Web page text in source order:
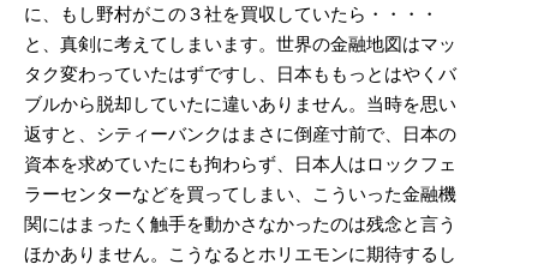
に、もし野村がこの３社を買収していたら・・・・
と、真剣に考えてしまいます。世界の金融地図はマッ
タク変わっていたはずですし、日本ももっとはやくバ
ブルから脱却していたに違いありません。当時を思い
返すと、シティーバンクはまさに倒産寸前で、日本の
資本を求めていたにも拘わらず、日本人はロックフェ
ラーセンターなどを買ってしまい、こういった金融機
関にはまったく触手を動かさなかったのは残念と言う
ほかありません。こうなるとホリエモンに期待するし